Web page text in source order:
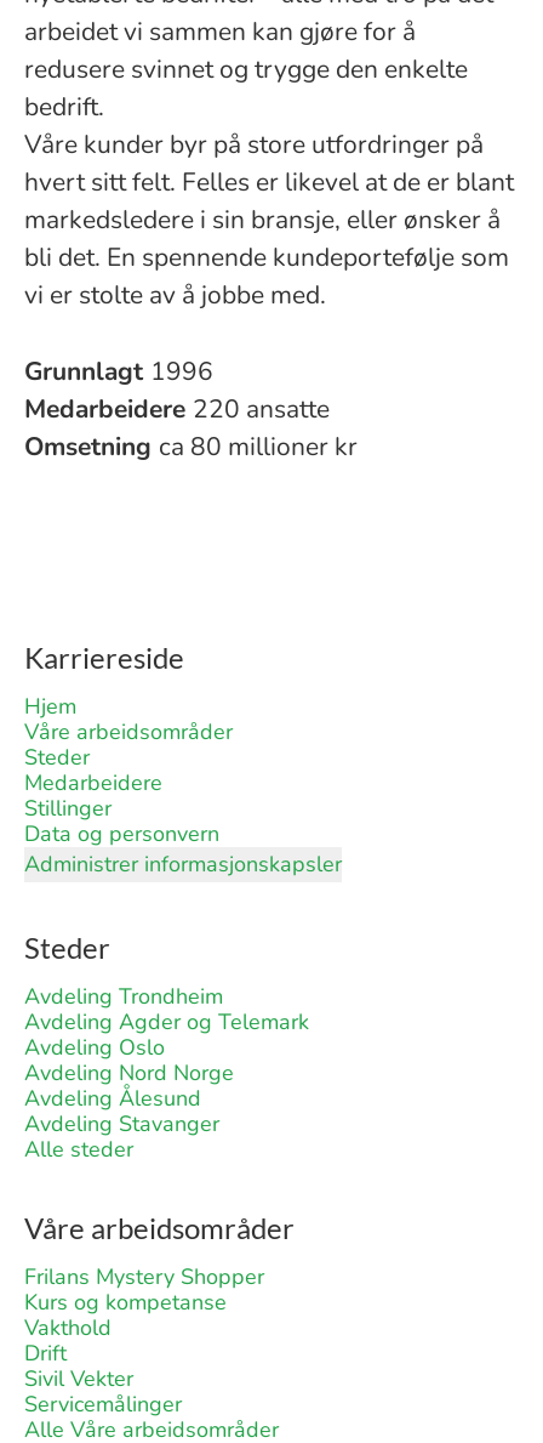
arbeidet vi sammen kan gjøre for å
redusere svinnet og trygge den enkelte
bedrift.
Våre kunder byr på store utfordringer på
hvert sitt felt. Felles er likevel at de er blant
markedsledere i sin bransje, eller ønsker å
bli det. En spennende kundeportefølje som
vi er stolte av å jobbe med.
Grunnlagt 1996
Medarbeidere 220 ansatte
Omsetning ca 80 millioner kr
Karriereside
Hjem
Våre arbeidsområder
Steder
Medarbeidere
Stillinger
Data og personvern
Administrer informasjonskapsler
Steder
Avdeling Trondheim
Avdeling Agder og Telemark
Avdeling Oslo
Avdeling Nord Norge
Avdeling Ålesund
Avdeling Stavanger
Alle steder
Våre arbeidsområder
Frilans Mystery Shopper
Kurs og kompetanse
Vakthold
Drift
Sivil Vekter
Servicemålinger
Alle Våre arbeidsområder